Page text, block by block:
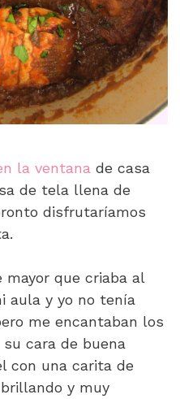
la ventana de casa
de tela llena de
disfrutaríamos
mayor que criaba al
aula y yo no tenía
me encantaban los
cara de buena
con una carita de
y muy